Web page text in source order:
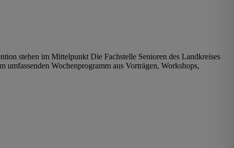
stehen im Mittelpunkt Die Fachstelle Senioren des Landkreises
umfassenden Wochenprogramm aus Vorträgen, Workshops,